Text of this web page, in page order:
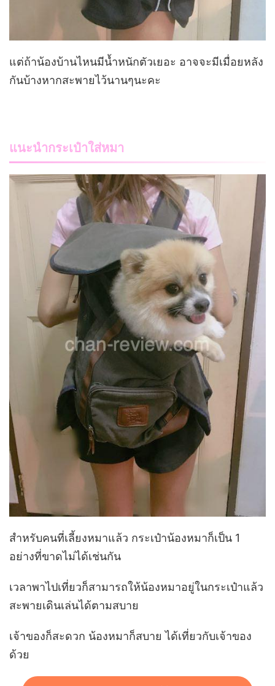
แต่ถ้าน้องบ้านไหนมีน้ำหนักตัวเยอะ อาจจะมีเมื่อยหลัง
กันบ้างหากสะพายไว้นานๆนะคะ
แนะนำกระเป๋าใส่หมา
สำหรับคนที่เลี้ยงหมาแล้ว กระเป๋าน้องหมาก็เป็น 1
อย่างที่ขาดไม่ได้เช่นกัน
เวลาพาไปเที่ยวก็สามารถให้น้องหมาอยู่ในกระเป๋าแล้ว
สะพายเดินเล่นได้ตามสบาย
เจ้าของก็สะดวก น้องหมาก็สบาย ได้เที่ยวกับเจ้าของ
ด้วย